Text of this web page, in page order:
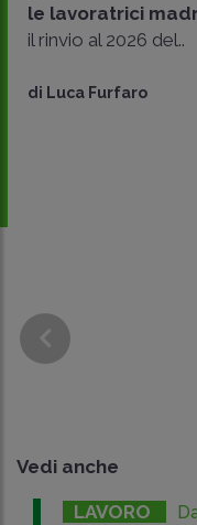
le lavoratrici
il rinvio al 2026 del..
di Luca Furfaro
Vedi anche
LAVORO